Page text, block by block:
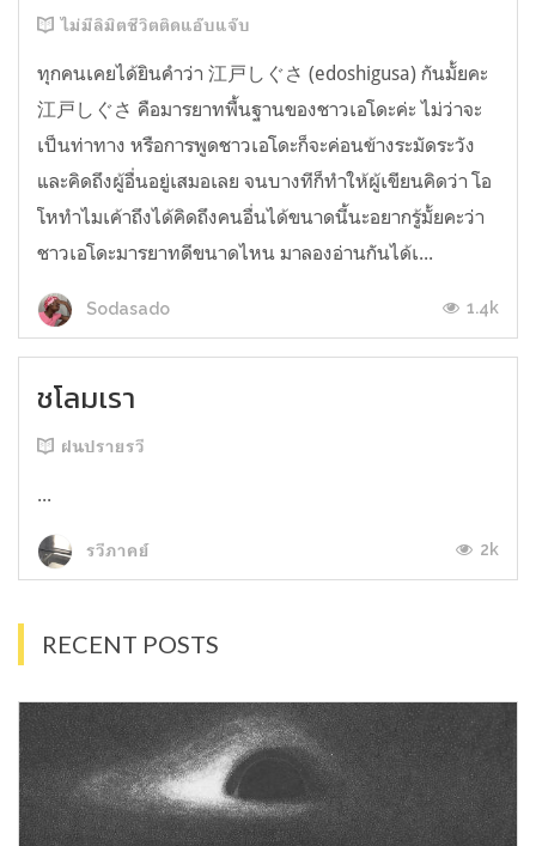
ไม่มีลิมิตชีวิตติดแอ๊บแจ๊บ
ทุกคนเคยได้ยินคำว่า 江戸しぐさ (edoshigusa) กันมั้ยคะ
江戸しぐさ คือมารยาทพื้นฐานของชาวเอโดะค่ะ ไม่ว่าจะ
เป็นท่าทาง หรือการพูดชาวเอโดะก็จะค่อนข้างระมัดระวัง
และคิดถึงผู้อื่นอยู่เสมอเลย จนบางทีก็ทำให้ผู้เขียนคิดว่า โอ
โหทำไมเค้าถึงได้คิดถึงคนอื่นได้ขนาดนี้นะอยากรู้มั้ยคะว่า
ชาวเอโดะมารยาทดีขนาดไหน มาลองอ่านกันได้เ...
Sodasado 1.4k
ชโลมเรา
ฝนปรายรวี
...
รวีภาคย์ 2k
RECENT POSTS